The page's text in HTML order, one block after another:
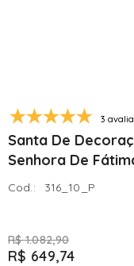
3
Santa De
Senhora De
Cod.: 316_10_P
R$ 1.082,90
R$ 649,74